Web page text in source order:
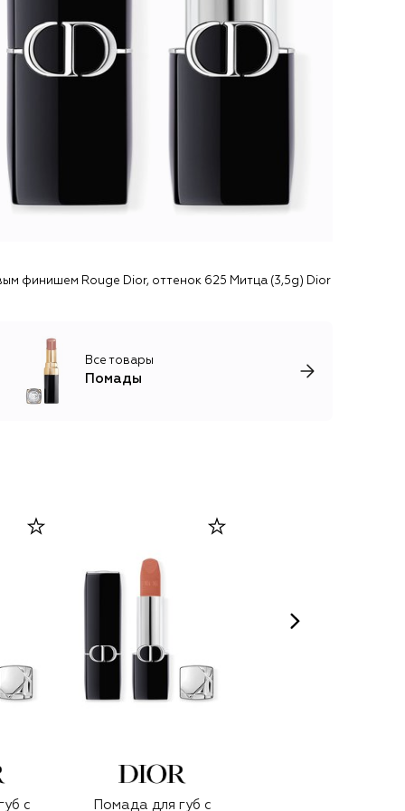
финишем Rouge Dior, оттенок 625 Митца (3,5g) Dior
Все товары
Помады
с Помада для губ с